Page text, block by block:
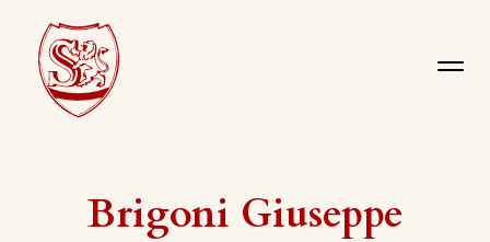
Brigoni Giuseppe